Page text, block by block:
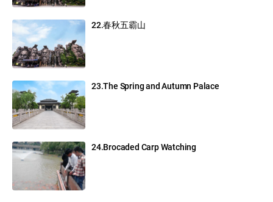
22.春秋五霸山
23.The Spring and Autumn Palace
24.Brocaded Carp Watching